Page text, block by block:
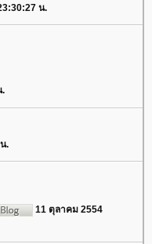
น.
.
.
11 ตุลาคม 2554